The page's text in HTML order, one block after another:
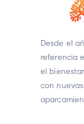
Desde el
referencia
el
con